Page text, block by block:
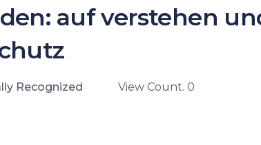
auf verstehen
Recognized View Count. 0